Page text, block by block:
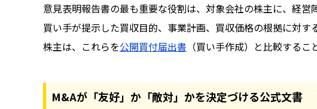
意見表明報告書の最も重要な役割は、対象会社の株主に、経営
買い手が提示した買収目的、事業計画、買収価格の根拠に対す
株主は、これらを公開買付届出書 （買い手作成）と比較する
M&Aが「友好」か「敵対」かを決定づける公式文書